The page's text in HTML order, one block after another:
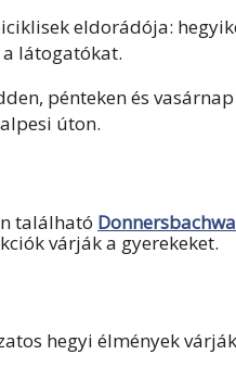
eldorádója:
látogatókat.
pénteken és
úton.
található
várják a gyerekeket.
hegyi élmények